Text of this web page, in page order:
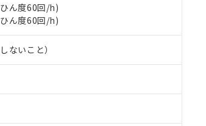
ん度60回/h)
ん度60回/h)
ないこと）